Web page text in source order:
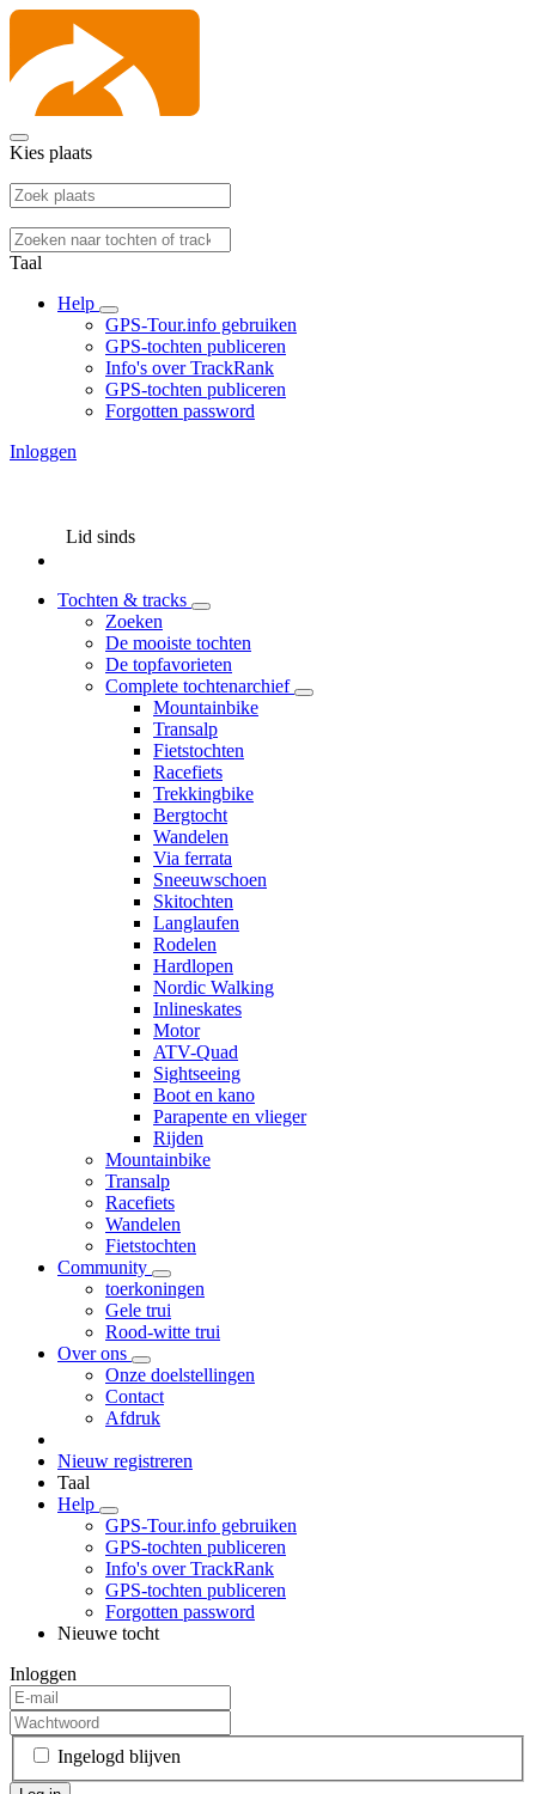
Kies plaats
Taal
Help
GPS-Tour.info gebruiken
GPS-tochten publiceren
Info's over TrackRank
GPS-tochten publiceren
Forgotten password
Inloggen
Lid sinds
Tochten & tracks
Zoeken
De mooiste tochten
De topfavorieten
Complete tochtenarchief
Mountainbike
Transalp
Fietstochten
Racefiets
Trekkingbike
Bergtocht
Wandelen
Via ferrata
Sneeuwschoen
Skitochten
Langlaufen
Rodelen
Hardlopen
Nordic Walking
Inlineskates
Motor
ATV-Quad
Sightseeing
Boot en kano
Parapente en vlieger
Rijden
Mountainbike
Transalp
Racefiets
Wandelen
Fietstochten
Community
toerkoningen
Gele trui
Rood-witte trui
Over ons
Onze doelstellingen
Contact
Afdruk
Nieuw registreren
Taal
Help
GPS-Tour.info gebruiken
GPS-tochten publiceren
Info's over TrackRank
GPS-tochten publiceren
Forgotten password
Nieuwe tocht
Inloggen
Ingelogd blijven